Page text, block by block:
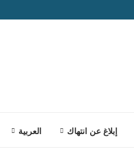
إبلاغ عن انتهاك العربية